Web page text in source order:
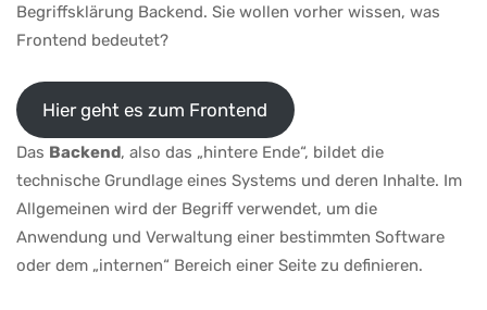
Begriffsklärung Backend. Sie wollen vorher wissen, was
Frontend bedeutet?
Hier geht es zum Frontend
Das Backend, also das „hintere Ende“, bildet die
technische Grundlage eines Systems und deren Inhalte. Im
Allgemeinen wird der Begriff verwendet, um die
Anwendung und Verwaltung einer bestimmten Software
oder dem „internen“ Bereich einer Seite zu definieren.